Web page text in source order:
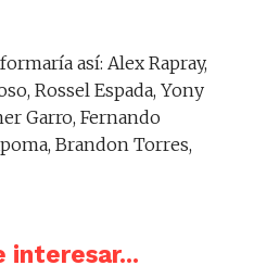
formaría así: Alex Rapray,
Rossel Espada, Yony
Garro, Fernando
Brandon Torres,
interesar...